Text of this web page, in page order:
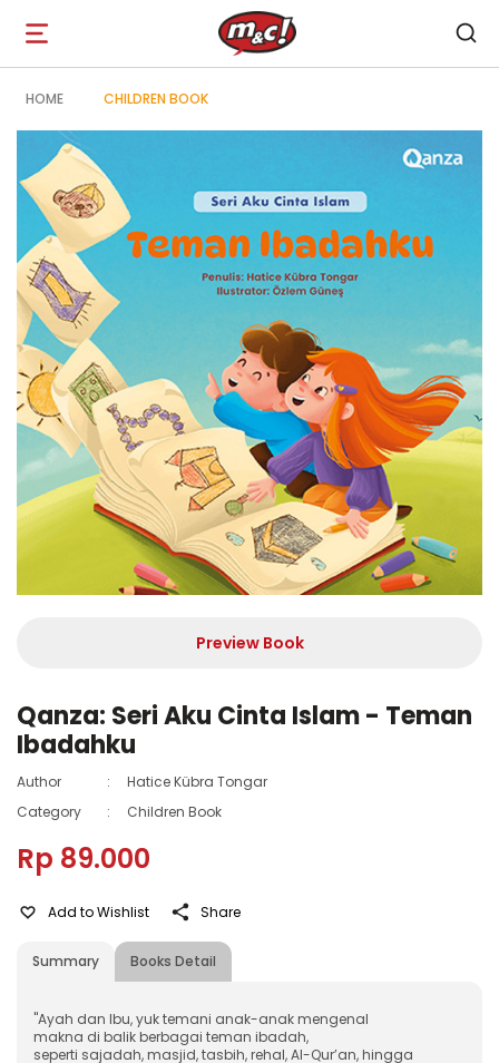
Open
navigation
HOME CHILDREN BOOK
Preview Book
Qanza: Seri Aku Cinta Islam - Teman
Ibadahku
Author :
Hatice Kübra Tongar
Category
: Children Book
Rp 89.000
Summary Books Detail
Add to Wishlist Share
"Ayah dan Ibu, yuk temani anak-anak mengenal
makna di balik berbagai teman ibadah,
seperti sajadah, masjid, tasbih, rehal, Al-Qur’an, hingga